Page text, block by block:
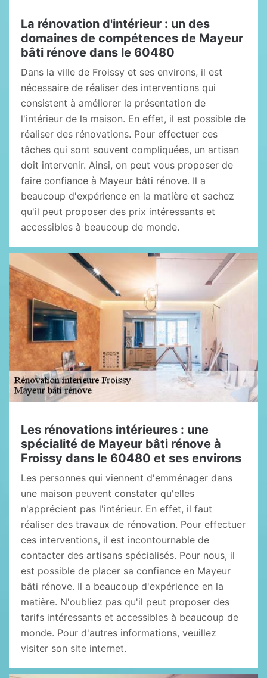
La rénovation d'intérieur : un des
domaines de compétences de Mayeur
bâti rénove dans le 60480
Dans la ville de Froissy et ses environs, il est
nécessaire de réaliser des interventions qui
consistent à améliorer la présentation de
l'intérieur de la maison. En effet, il est possible de
réaliser des rénovations. Pour effectuer ces
tâches qui sont souvent compliquées, un artisan
doit intervenir. Ainsi, on peut vous proposer de
faire confiance à Mayeur bâti rénove. Il a
beaucoup d'expérience en la matière et sachez
qu'il peut proposer des prix intéressants et
accessibles à beaucoup de monde.
Les rénovations intérieures : une
spécialité de Mayeur bâti rénove à
Froissy dans le 60480 et ses environs
Les personnes qui viennent d'emménager dans
une maison peuvent constater qu'elles
n'apprécient pas l'intérieur. En effet, il faut
réaliser des travaux de rénovation. Pour effectuer
ces interventions, il est incontournable de
contacter des artisans spécialisés. Pour nous, il
est possible de placer sa confiance en Mayeur
bâti rénove. Il a beaucoup d'expérience en la
matière. N'oubliez pas qu'il peut proposer des
tarifs intéressants et accessibles à beaucoup de
monde. Pour d'autres informations, veuillez
visiter son site internet.